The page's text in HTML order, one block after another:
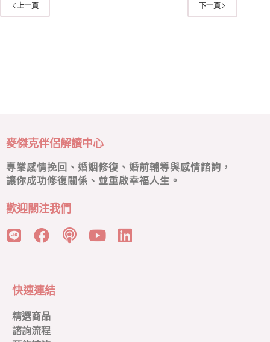
上一頁 下一頁
麥傑克伴侶解讀中心
專業感情挽回、婚姻修復、婚前輔導與感情諮詢，
讓你成功修復關係、並重啟幸福人生。
歡迎關注我們
快速連結
精選商品
諮詢流程